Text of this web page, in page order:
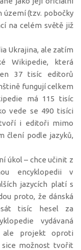
území (tzv. pobočky
na celém světě již
Ukrajina, ale zatím
Wikipedie, která
37 tisíc editorů
fungují celkem
má 115 tisíc
vede se 490 tisíci
i editoři mimo
člení podle jazyků,
úkol – chce učinit z
encyklopedii v
jazycích platí s
proto, že dánská
tisíc hesel za
vydávaná
ale projekt oproti
možnost tvořit